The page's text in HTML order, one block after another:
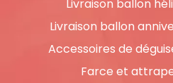
Livraison ballon
Livraison ballon
Accessoires de
Farce et